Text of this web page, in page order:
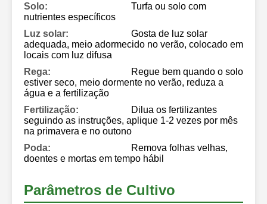
Solo:
Turfa ou solo com
nutrientes específicos
Luz solar:
Gosta de luz solar
adequada, meio adormecido no verão, colocado em
locais com luz difusa
Rega:
Regue bem quando o solo
estiver seco, meio dormente no verão, reduza a
água e a fertilização
Fertilização:
Dilua os fertilizantes
seguindo as instruções, aplique 1-2 vezes por mês
na primavera e no outono
Poda:
Remova folhas velhas,
doentes e mortas em tempo hábil
Parâmetros de Cultivo